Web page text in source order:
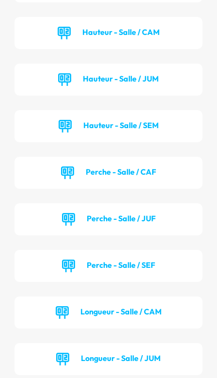
Hauteur - Salle / CAM
Hauteur - Salle / JUM
Hauteur - Salle / SEM
Perche - Salle / CAF
Perche - Salle / JUF
Perche - Salle / SEF
Longueur - Salle / CAM
Longueur - Salle / JUM